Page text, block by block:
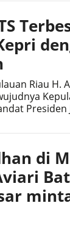
Riau H.
di